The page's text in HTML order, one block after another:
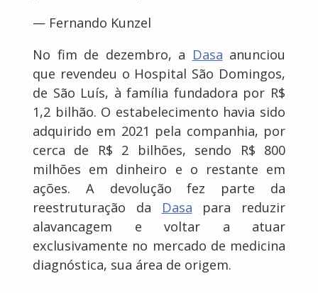
— Fernando Kunzel
No fim de dezembro, a Dasa anunciou
que revendeu o Hospital São Domingos,
de São Luís, à família fundadora por R$
1,2 bilhão. O estabelecimento havia sido
adquirido em 2021 pela companhia, por
cerca de R$ 2 bilhões, sendo R$ 800
milhões em dinheiro e o restante em
ações. A devolução fez parte da
reestruturação da
Dasa para reduzir
alavancagem e voltar a atuar
exclusivamente no mercado de medicina
diagnóstica, sua área de origem.